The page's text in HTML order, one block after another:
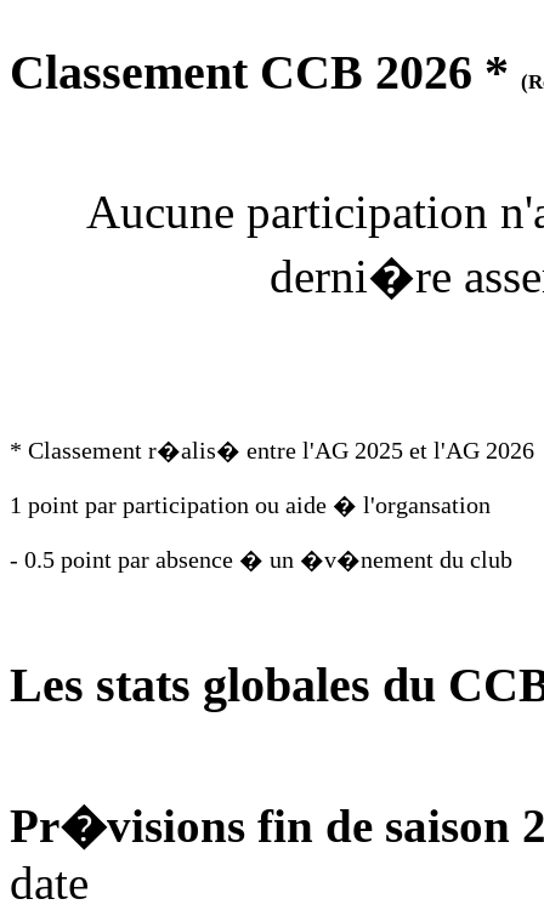
Classement CCB 2026 *
Aucune participation
derni�re
* Classement r�alis� entre l'AG 2025 et l'AG 2026
1 point par participation ou aide � l'organsation
- 0.5 point par absence � un �v�nement du club
Les stats globales du
Pr�visions fin de saison
date